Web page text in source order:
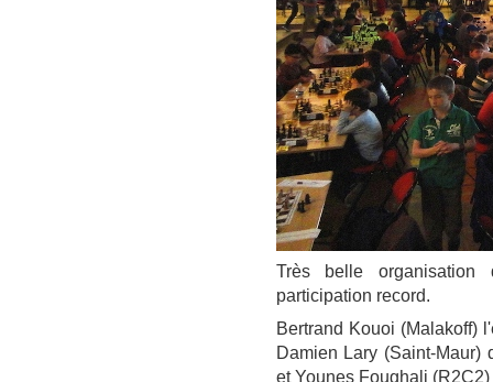
Très belle
participation record.
Bertrand Kouoi (Malakoff)
Damien Lary (Saint-Maur)
et Younes Foughali